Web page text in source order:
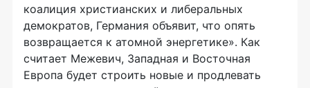
коалиция христианских и либеральных
демократов, Германия объявит, что опять
возвращается к атомной энергетике». Как
считает Межевич, Западная и Восточная
Европа будет строить новые и продлевать